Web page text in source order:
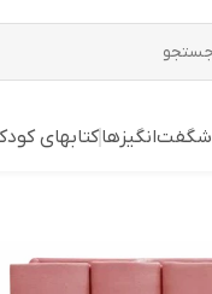
شگفت‌انگیزهاکتابهای